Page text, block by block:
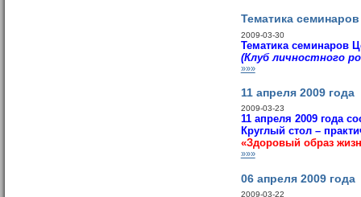
Тематика семинаров
2009-03-30
Тематика семинаров
(Клуб личностного
»»»
11 апреля 2009 года
2009-03-23
11 апреля 2009 года
Круглый стол –
«Здоровый образ
»»»
06 апреля 2009 года
2009-03-22